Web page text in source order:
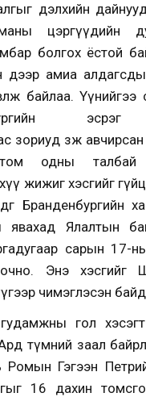
дэлхийн
цэргүүдийн
болгох ёстой
дээр амиа
байлаа. Үүнийгээ
зориуд зөөж
том одны талбай
жижиг хэсгийг
Бранденбургийн
явахад Ялалтын
сарын 17-
Энэ хэсгийг
чимэглэсэн
гол
түмний заал
Гэгээн Петрийн
16 дахин